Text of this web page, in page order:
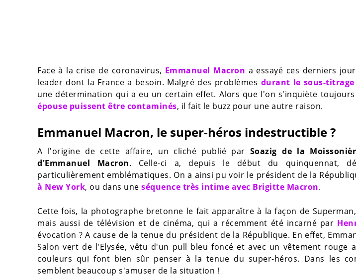
Face à la crise de coronavirus, Emmanuel Macron a essayé ces derniers
leader dont la France a besoin. Malgré des problèmes durant le sous-
une détermination qui a eu un certain effet. Alors que l'on s'inquiète
épouse puissent être contaminés, il fait le buzz pour une autre raison.
Emmanuel Macron, le super-héros indestructible ?
A l'origine de cette affaire, un cliché publié par Soazig de la
d'Emmanuel Macron. Celle-ci a, depuis le début du quinquennat,
particulièrement emblématiques. On a ainsi pu voir le président de la
à New York, ou dans une séquence très intime avec Brigitte Macron.
Cette fois, la photographe bretonne le fait apparaître à la façon de
mais aussi de télévision et de cinéma, qui a récemment été incarné par
évocation ? A cause de la tenue du président de la République. En effet,
Salon vert de l'Elysée, vêtu d'un pull bleu foncé et avec un vêtement rouge
couleurs qui font bien sûr penser à la tenue du super-héros. Dans les
semblent beaucoup s'amuser de la situation !